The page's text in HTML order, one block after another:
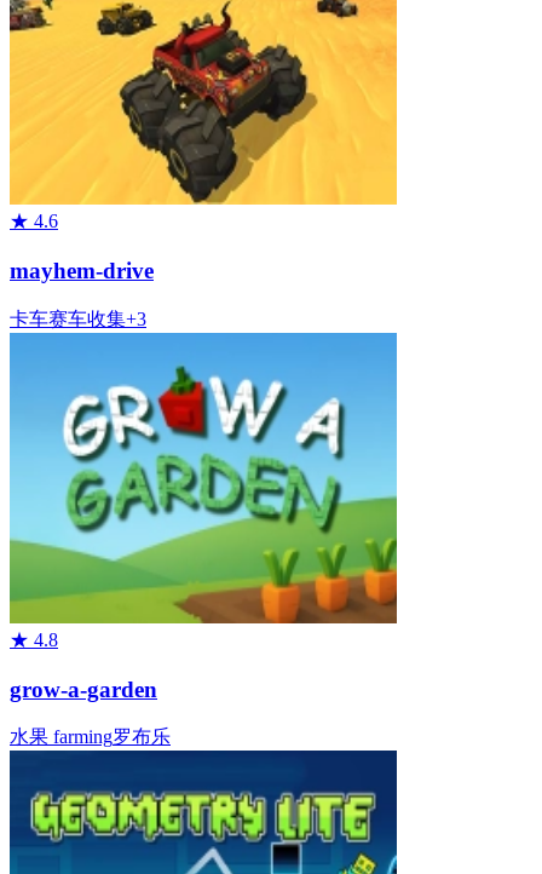
★ 4.6
mayhem-drive
卡车赛车收集+3
★ 4.8
grow-a-garden
水果 farming罗布乐